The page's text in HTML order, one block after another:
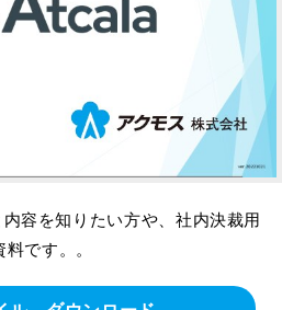
容を知りたい方や、社内決裁用
です。。